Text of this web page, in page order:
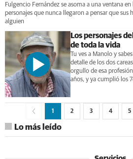
Fulgencio Fernández se asoma a una ventana
personajes que nunca llegaron a pensar que sus
alguien
Los personajes
de toda la vida
Tu ves a Manolo y
detalle de los dos
orgullo de esa
años, y ya cumplió los
1 2 3 4 5
Lo más leído